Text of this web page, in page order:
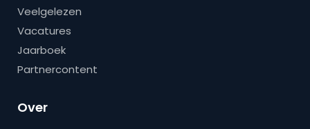
Veelgelezen
Vacatures
Jaarboek
Partnercontent
Over